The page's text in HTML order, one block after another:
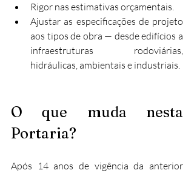
Rigor nas estimativas orçamentais.
Ajustar as especificações de projeto
aos tipos de obra — desde edifícios a
infraestruturas rodoviárias,
hidráulicas, ambientais e industriais.
O que muda nesta
Portaria?
Após 14 anos de vigência da anterior